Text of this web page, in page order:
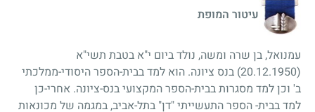
עיטור המופת
עמנואל, בן שרה ומשה, נולד ביום י"א בטבת תשי"א
(20.12.1950)
בנס ציונה. הוא למד בבית-הספר היסודי-ממלכתי
ב' וכן למד מסגרות בבית-הספר המקצועי בנס-ציונה. אחרי-כן
למד בבית- הספר התעשייתי "דן" בתל-אביב, במגמה של מכונאות